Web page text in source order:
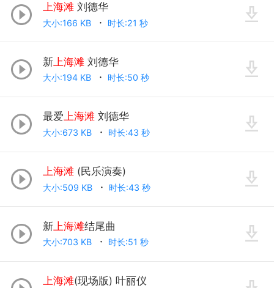
上海滩 刘德华
大小:166 KB 时长:21 秒
新上海滩 刘德华
大小:194 KB 时长:50 秒
最爱上海滩 刘德华
大小:673 KB 时长:43 秒
上海滩 (民乐演奏)
大小:509 KB 时长:43 秒
新上海滩结尾曲
大小:703 KB 时长:51 秒
上海滩(现场版) 叶丽仪